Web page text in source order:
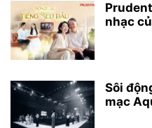
nhạc
Sôi
mạc